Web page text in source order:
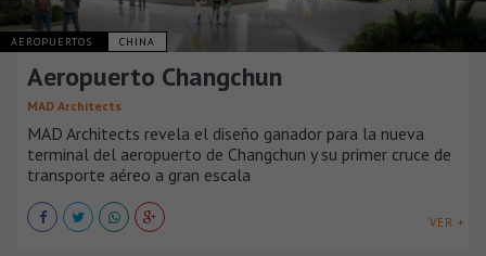
AEROPUERTOS CHINA
Aeropuerto Changchun
MAD Architects
MAD Architects revela el diseño ganador para la nueva
terminal del aeropuerto de Changchun y su primer cruce de
transporte aéreo a gran escala
VER +